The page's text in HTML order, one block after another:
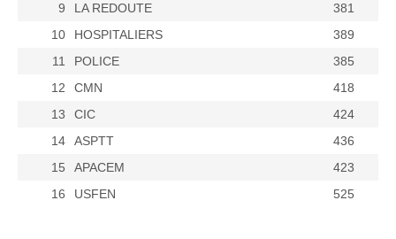
9
LA REDOUTE
381
10
HOSPITALIERS
389
11
POLICE
385
12
CMN
418
13
CIC
424
14
ASPTT
436
15
APACEM
423
16
USFEN 525